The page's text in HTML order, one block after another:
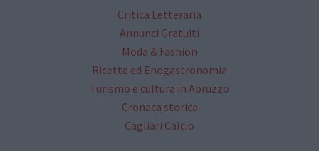
Critica Letteraria
Annunci Gratuiti
Moda & Fashion
Ricette ed Enogastronomia
Turismo e cultura in Abruzzo
Cronaca storica
Cagliari Calcio